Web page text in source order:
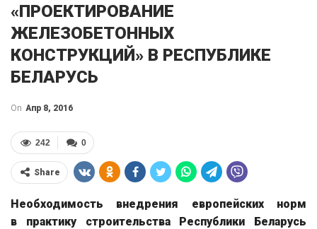
«ПРОЕКТИРОВАНИЕ
ЖЕЛЕЗОБЕТОННЫХ
КОНСТРУКЦИЙ» В РЕСПУБЛИКЕ
БЕЛАРУСЬ
On Апр 8, 2016
0
242
Share
Необходимость внедрения европейских норм
в практику строительства Республики Беларусь